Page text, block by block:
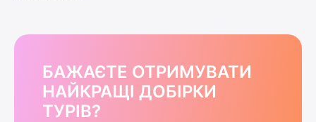
БАЖАЄТЕ ОТРИМУВАТИ
НАЙКРАЩІ ДОБІРКИ
ТУРІВ?